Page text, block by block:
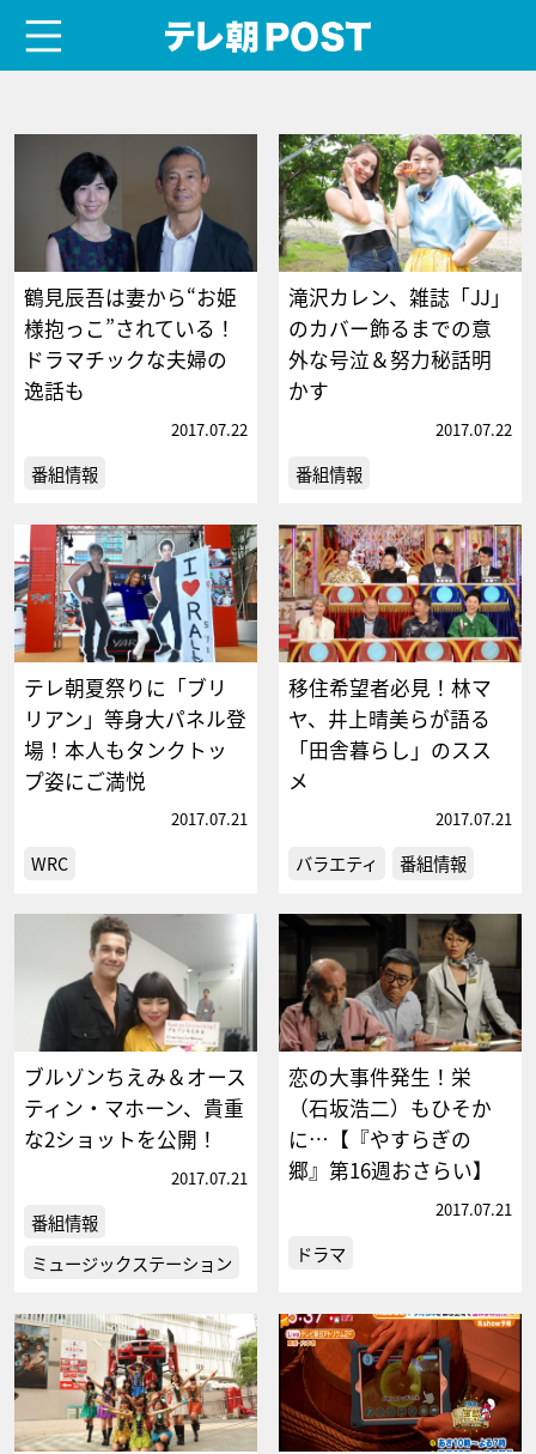
鶴見辰吾は妻から“お姫
様抱っこ”されている！
ドラマチックな夫婦の
逸話も
2017.07.22
番組情報
滝沢カレン、雑誌「JJ」
のカバー飾るまでの意
外な号泣＆努力秘話明
かす
2017.07.22
番組情報
テレ朝夏祭りに「ブリ
リアン」等身大パネル登
場！本人もタンクトッ
プ姿にご満悦
2017.07.21
WRC
移住希望者必見！林マ
ヤ、井上晴美らが語る
「田舎暮らし」のスス
メ
2017.07.21
バラエティ 番組情報
ブルゾンちえみ＆オース
ティン・マホーン、貴重
な2ショットを公開！
2017.07.21
番組情報
ミュージックステーション
恋の大事件発生！栄
（石坂浩二）もひそか
に…【『やすらぎの
郷』第16週おさらい】
2017.07.21
ドラマ